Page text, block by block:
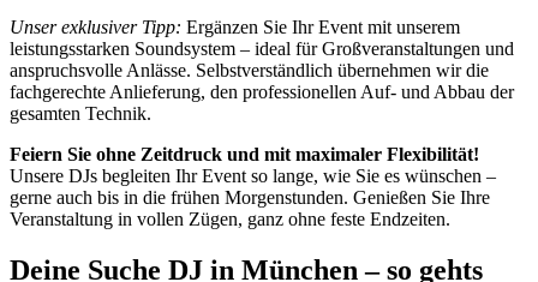
Unser exklusiver Tipp: Ergänzen Sie Ihr Event mit unserem
leistungsstarken Soundsystem – ideal für Großveranstaltungen und
anspruchsvolle Anlässe. Selbstverständlich übernehmen wir die
fachgerechte Anlieferung, den professionellen Auf- und Abbau der
gesamten Technik.
Feiern Sie ohne Zeitdruck und mit maximaler Flexibilität!
Unsere DJs begleiten Ihr Event so lange, wie Sie es wünschen –
gerne auch bis in die frühen Morgenstunden. Genießen Sie Ihre
Veranstaltung in vollen Zügen, ganz ohne feste Endzeiten.
Deine Suche DJ in München – so gehts